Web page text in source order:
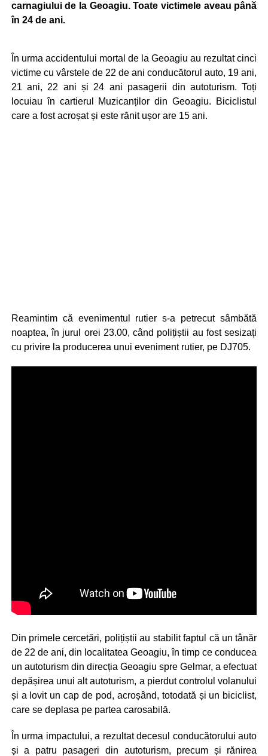
carnagiului de la Geoagiu. Toate victimele aveau până
în 24 de ani.
În urma accidentului mortal de la Geoagiu au rezultat cinci
victime cu vârstele de 22 de ani conducătorul auto, 19 ani,
21 ani, 22 ani și 24 ani pasagerii din autoturism. Toți
locuiau în cartierul Muzicanților din Geoagiu. Biciclistul
care a fost acroșat și este rănit ușor are 15 ani.
Reamintim că evenimentul rutier s-a petrecut sâmbătă
noaptea, în jurul orei 23.00, când polițiștii au fost sesizați
cu privire la producerea unui eveniment rutier, pe DJ705.
Din primele cercetări, polițiștii au stabilit faptul că un tânăr
de 22 de ani, din localitatea Geoagiu, în timp ce conducea
un autoturism din direcția Geoagiu spre Gelmar, a efectuat
depășirea unui alt autoturism, a pierdut controlul volanului
și a lovit un cap de pod, acroșând, totodată și un biciclist,
care se deplasa pe partea carosabilă.
În urma impactului, a rezultat decesul conducătorului auto
și a patru pasageri din autoturism, precum și rănirea